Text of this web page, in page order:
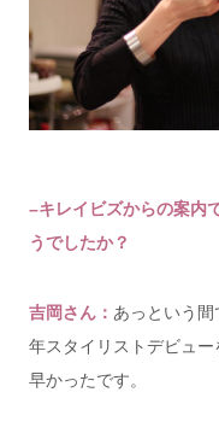
–キレイビズからの案内
うでしたか？
吉岡さん： あっという間
年スタイリストデビュ
早かったです。